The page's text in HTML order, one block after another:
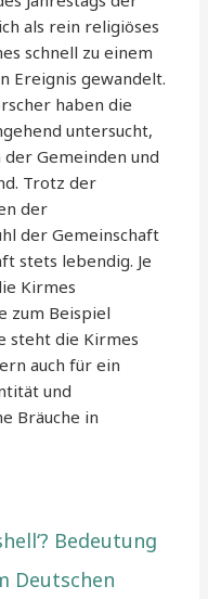
als rein religiöses
schnell zu einem
Ereignis gewandelt.
haben die
untersucht,
Gemeinden und
Trotz der
der
der Gemeinschaft
stets lebendig. Je
Kirmes
zum Beispiel
steht die Kirmes
auch für ein
und
Bräuche in
Bedeutung
Deutschen